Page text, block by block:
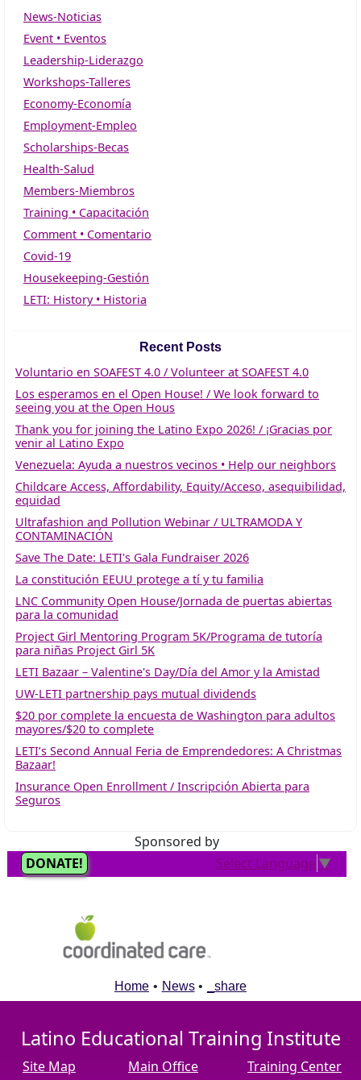
News-Noticias
Event • Eventos
Leadership-Liderazgo
Workshops-Talleres
Economy-Economía
Employment-Empleo
Scholarships-Becas
Health-Salud
Members-Miembros
Training • Capacitación
Comment • Comentario
Covid-19
Housekeeping-Gestión
LETI: History • Historia
Recent Posts
Voluntario en SOAFEST 4.0 / Volunteer at SOAFEST 4.0
Los esperamos en el Open House! / We look forward to
seeing you at the Open Hous
Thank you for joining the Latino Expo 2026! / ¡Gracias por
venir al Latino Expo
Venezuela: Ayuda a nuestros vecinos • Help our neighbors
Childcare Access, Affordability, Equity/Acceso, asequibilidad,
equidad
Ultrafashion and Pollution Webinar / ULTRAMODA Y
CONTAMINACIÓN
Save The Date: LETI's Gala Fundraiser 2026
La constitución EEUU protege a tí y tu familia
LNC Community Open House/Jornada de puertas abiertas
para la comunidad
Project Girl Mentoring Program 5K/Programa de tutoría
para niñas Project Girl 5K
LETI Bazaar – Valentine's Day/Día del Amor y la Amistad
UW-LETI partnership pays mutual dividends
$20 por complete la encuesta de Washington para adultos
mayores/$20 to complete
LETI’s Second Annual Feria de Emprendedores: A Christmas
Bazaar!
Insurance Open Enrollment / Inscripción Abierta para
Seguros
Sponsored by
Home • News • _share
Latino Educational Training Institute
Site Map
Main Office
Training Center